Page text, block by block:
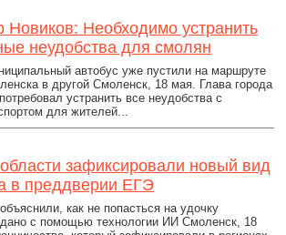
Новиков: Необходимо устранить
неудобства для смолян
автобус уже пустили на маршруте
в другой Смоленск, 18 мая. Глава города
устранить все неудобства с
для жителей...
зафиксировали новый вид
в преддверии ЕГЭ
как не попасться на удочку
с помощью технологии ИИ Смоленск, 18